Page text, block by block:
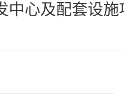
中心及配套设施